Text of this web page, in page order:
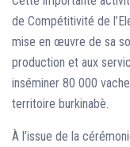
de Compétitivité de
mise en œuvre de sa
production et aux
inséminer 80 000
territoire burkinabè.
À l’issue de la